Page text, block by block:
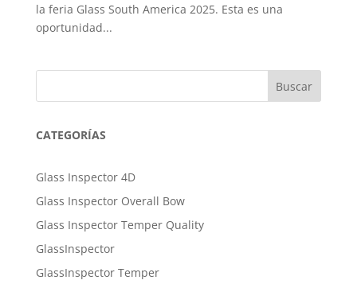
la feria Glass South America 2025. Esta es una
oportunidad...
Buscar
CATEGORÍAS
Glass Inspector 4D
Glass Inspector Overall Bow
Glass Inspector Temper Quality
GlassInspector
GlassInspector Temper